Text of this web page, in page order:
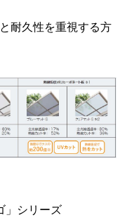
耐久性を重視する方
」シリーズ